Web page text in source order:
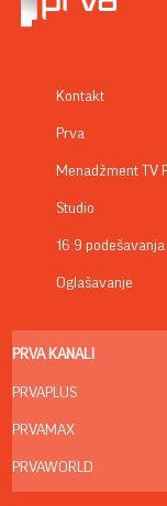
Kontakt
Prva
Menadžment TV
Studio
16:9 podešavanja
Oglašavanje
PRVA KANALI
PRVAPLUS
PRVAMAX
PRVAWORLD